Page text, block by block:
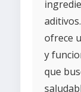
ofrece
y
que